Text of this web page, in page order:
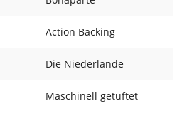
Action Backing
Die Niederlande
Maschinell getuftet